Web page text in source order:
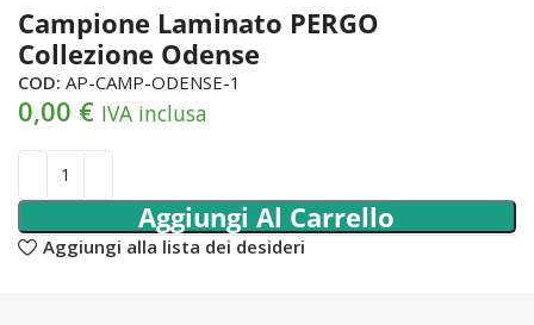
Campione Laminato PERGO
Collezione Odense
COD: AP-CAMP-ODENSE-1
0,00 € IVA inclusa
Aggiungi Al Carrello
Aggiungi alla lista dei desideri